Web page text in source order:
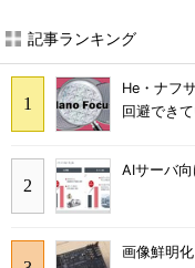
記事ランキング
He・ナフ
回避でき
AIサーバ
画像鮮明